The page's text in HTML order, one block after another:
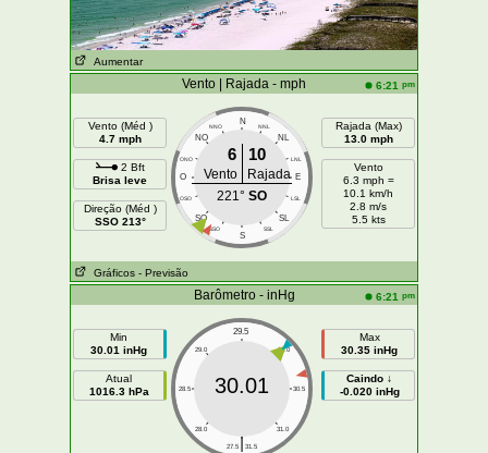
Aumentar
Vento | Rajada - mph 6:21 pm
Vento (Méd )
4.7 mph
2 Bft
Brisa leve
Direção (Méd )
SSO 213°
N
NNO NNL
NO NL
ONO LNL
O E
OSO LSL
SO SL
SSO SSL
S
6 10
Vento
Rajada
221° SO
Rajada (Max)
13.0 mph
Vento
6.3 mph =
10.1 km/h
2.8 m/s
5.5 kts
Gráficos - Previsão
Barômetro - inHg 6:21 pm
Min
30.01 inHg
Atual
1016.3 hPa
29.5
29.0 30.0
28.5 30.5
28.0 31.0
|
27.5 31.5
30.01
Max
30.35 inHg
Caindo ↓
-0.020 inHg